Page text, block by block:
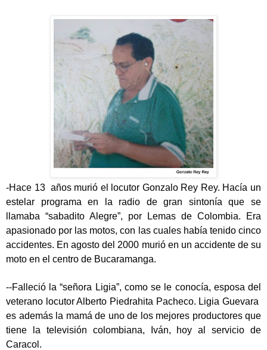
-Hace 13 años murió el locutor Gonzalo Rey Rey. Hacía un
estelar programa en la radio de gran sintonía que se
llamaba “sabadito Alegre”, por Lemas de Colombia. Era
apasionado por las motos, con las cuales había tenido cinco
accidentes. En agosto del 2000 murió en un accidente de su
moto en el centro de Bucaramanga.
--Falleció la “señora Ligia”, como se le conocía, esposa del
veterano locutor Alberto Piedrahita Pacheco. Ligia Guevara
es además la mamá de uno de los mejores productores que
tiene la televisión colombiana, Iván, hoy al servicio de
Caracol.